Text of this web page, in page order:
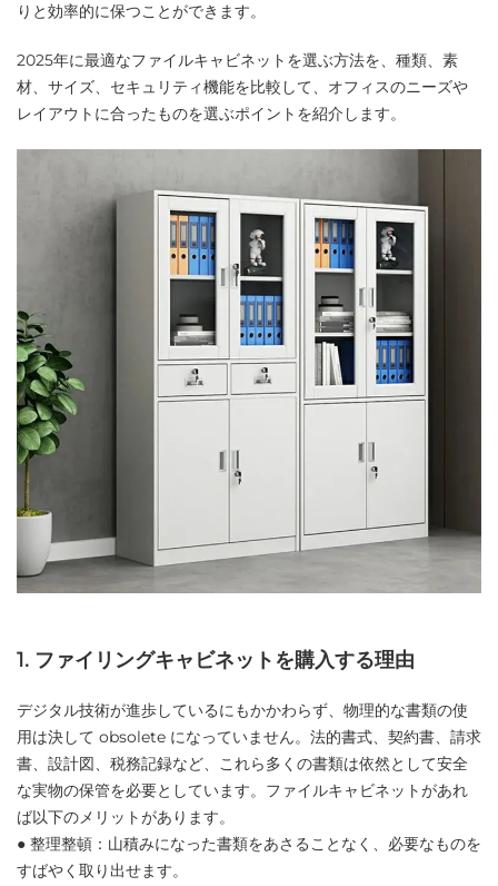
りと効率的に保つことができます。
2025年に最適なファイルキャビネットを選ぶ方法を、種類、素
材、サイズ、セキュリティ機能を比較して、オフィスのニーズや
レイアウトに合ったものを選ぶポイントを紹介します。
1. ファイリングキャビネットを購入する理由
デジタル技術が進歩しているにもかかわらず、物理的な書類の使
用は決して obsolete になっていません。法的書式、契約書、請求
書、設計図、税務記録など、これら多くの書類は依然として安全
な実物の保管を必要としています。ファイルキャビネットがあれ
ば以下のメリットがあります。
● 整理整頓：山積みになった書類をあさることなく、必要なものを
すばやく取り出せます。